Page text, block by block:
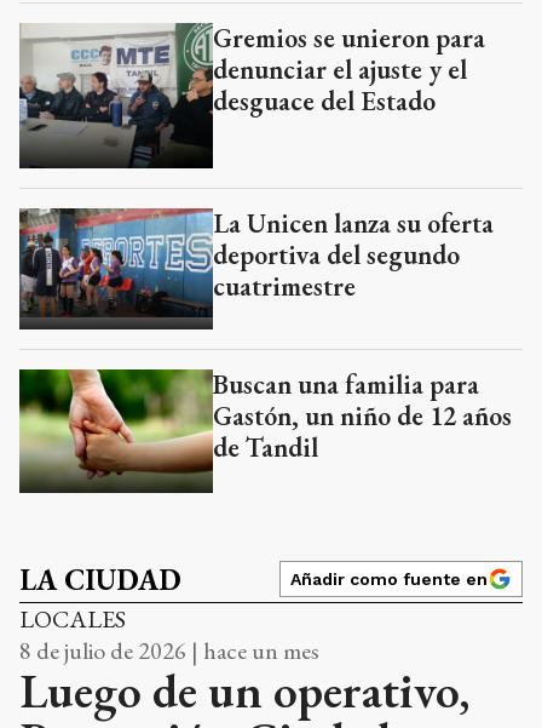
Gremios se unieron para
denunciar el ajuste y el
desguace del Estado
La Unicen lanza su oferta
deportiva del segundo
cuatrimestre
Buscan una familia para
Gastón, un niño de 12 años
de Tandil
LA CIUDAD Añadir como fuente en
LOCALES
8 de julio de 2026 | hace un mes
Luego de un operativo,